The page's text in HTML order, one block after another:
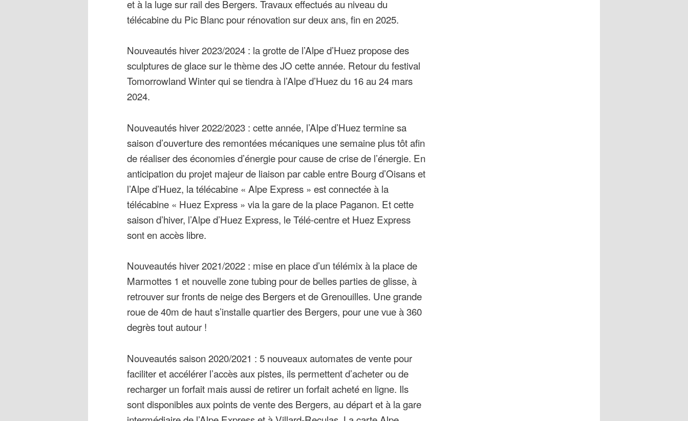
et à la luge sur rail des Bergers. Travaux effectués au niveau du
télécabine du Pic Blanc pour rénovation sur deux ans, fin en 2025.
Nouveautés hiver 2023/2024 : la grotte de l’Alpe d’Huez propose des
sculptures de glace sur le thème des JO cette année. Retour du festival
Tomorrowland Winter qui se tiendra à l’Alpe d’Huez du 16 au 24 mars
2024.
Nouveautés hiver 2022/2023 : cette année, l’Alpe d’Huez termine sa
saison d’ouverture des remontées mécaniques une semaine plus tôt afin
de réaliser des économies d’énergie pour cause de crise de l’énergie. En
anticipation du projet majeur de liaison par cable entre Bourg d’Oisans et
l’Alpe d’Huez, la télécabine « Alpe Express » est connectée à la
télécabine « Huez Express » via la gare de la place Paganon. Et cette
saison d’hiver, l’Alpe d’Huez Express, le Télé-centre et Huez Express
sont en accès libre.
Nouveautés hiver 2021/2022 : mise en place d’un télémix à la place de
Marmottes 1 et nouvelle zone tubing pour de belles parties de glisse, à
retrouver sur fronts de neige des Bergers et de Grenouilles. Une grande
roue de 40m de haut s’installe quartier des Bergers, pour une vue à 360
degrès tout autour !
Nouveautés saison 2020/2021 : 5 nouveaux automates de vente pour
faciliter et accélérer l’accès aux pistes, ils permettent d’acheter ou de
recharger un forfait mais aussi de retirer un forfait acheté en ligne. Ils
sont disponibles aux points de vente des Bergers, au départ et à la gare